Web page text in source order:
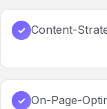
✓ Content-
✓ On-Page-